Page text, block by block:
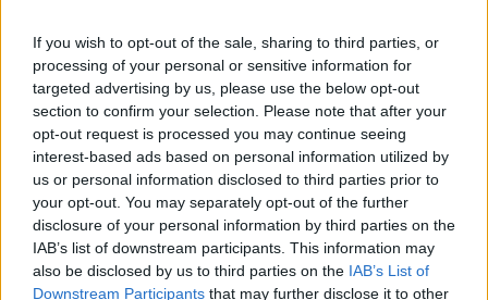
If you wish to opt-out of the sale, sharing to third parties, or
processing of your personal or sensitive information for
targeted advertising by us, please use the below opt-out
section to confirm your selection. Please note that after your
opt-out request is processed you may continue seeing
interest-based ads based on personal information utilized by
us or personal information disclosed to third parties prior to
your opt-out. You may separately opt-out of the further
disclosure of your personal information by third parties on the
IAB’s list of downstream participants. This information may
also be disclosed by us to third parties on the IAB’s List of
Downstream Participants that may further disclose it to other